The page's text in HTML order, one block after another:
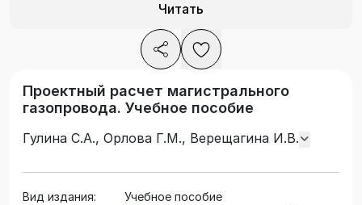
Читать
Проектный расчет магистрального
газопровода. Учебное пособие
Гулина С.А., Орлова Г.М., Верещагина И.В.
Вид издания:
Учебное пособие